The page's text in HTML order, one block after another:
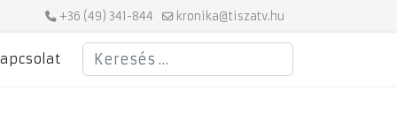
+36 (49) 341-844 kronika@tiszatv.hu
Keresés